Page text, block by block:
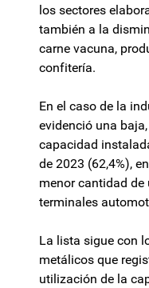
los sectores
también a la
carne vacuna,
confitería.
En el caso de la
evidenció una
capacidad
de 2023 (62,4%),
menor cantidad
terminales
La lista sigue con
metálicos que
utilización de la